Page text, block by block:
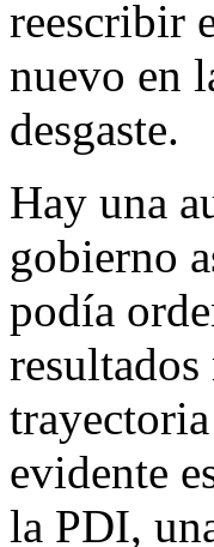
reescribir
nuevo en
desgaste.
Hay una
gobierno
podía
evidente
la PDI,